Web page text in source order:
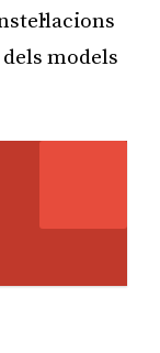
models